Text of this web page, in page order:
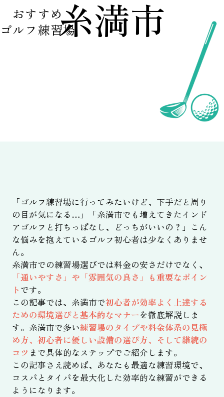
糸満市
おすすめ
ゴルフ練習場
「ゴルフ練習場に行ってみたいけど、下手だと周り
の目が気になる…」「糸満市でも増えてきたインド
アゴルフと打ちっぱなし、どっちがいいの？」こん
な悩みを抱えているゴルフ初心者は少なくありませ
ん。
糸満市での練習場選びでは料金の安さだけでなく、
「通いやすさ」や「雰囲気の良さ」も重要なポイン
ト です。
この記事では、糸満市で初心者が効率よく上達する
ための環境選びと基本的なマナーを徹底解説しま
す。糸満市で多い練習場のタイプや料金体系の見極
め方、初心者に優しい設備の選び方、そして継続の
コツ まで具体的なステップでご紹介します。
この記事さえ読めば、あなたも最適な練習環境で、
コスパとタイパを最大化した効率的な練習ができる
ようになります。